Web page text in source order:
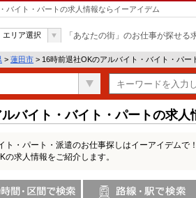
バイト・パートの求人情報ならイーアイデム
エリア選択 「あなたの街」のお仕事が探せる
> 蓮田市 > 16時前退社OKのアルバイト・バイト・パー
バイト・バイト・パートの求人
・パート・派遣のお仕事探しはイーアイデムで！
求人情報をご紹介します。